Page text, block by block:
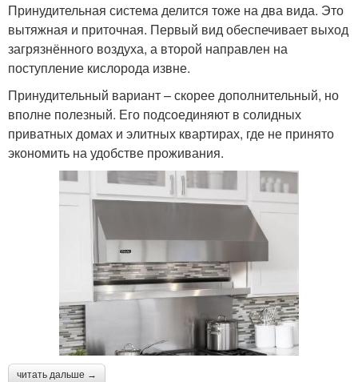
Принудительная система делится тоже на два вида. Это
вытяжная и приточная. Первый вид обеспечивает выход
загрязнённого воздуха, а второй направлен на
поступление кислорода извне.
Принудительный вариант – скорее дополнительный, но
вполне полезный. Его подсоединяют в солидных
приватных домах и элитных квартирах, где не принято
экономить на удобстве проживания.
читать дальше →